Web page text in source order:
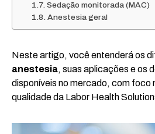
Sedação monitorada (MAC)
Anestesia geral
Neste artigo, você entenderá os
anestesia, suas aplicações e os
disponíveis no mercado, com foco
qualidade da Labor Health